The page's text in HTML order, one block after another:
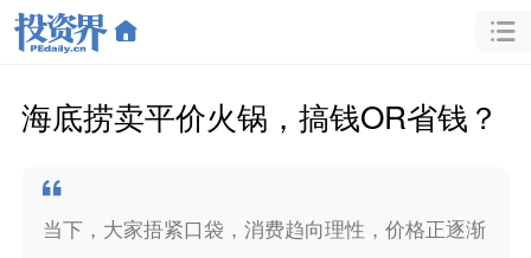
海底捞卖平价火锅，搞钱OR省钱？
当下，大家捂紧口袋，消费趋向理性，价格正逐渐